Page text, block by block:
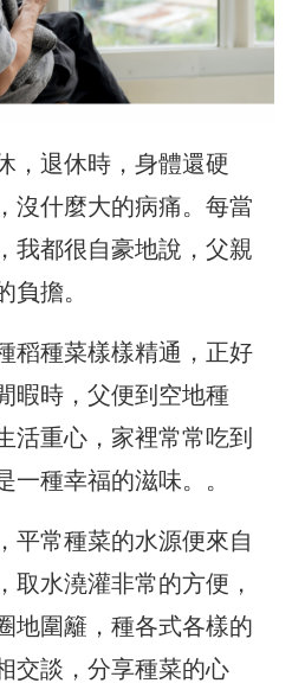
，退休時，身體還硬
沒什麼大的病痛。每當
我都很自豪地說，父親
負擔。
稻種菜樣樣精通，正好
暇時，父便到空地種
活重心，家裡常常吃到
一種幸福的滋味。。
平常種菜的水源便來自
取水澆灌非常的方便，
地圍籬，種各式各樣的
交談，分享種菜的心